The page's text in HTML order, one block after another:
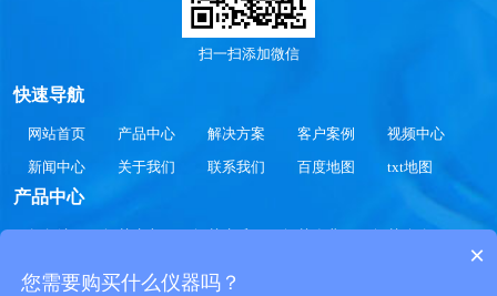
扫一扫添加微信
快速导航
网站首页 产品中心 解决方案 客户案例
视频中心
新闻中心
关于我们 联系我们 百度地图 txt地图
产品中心
智慧光伏
智慧环境 ×
您需要购买什么仪器吗？